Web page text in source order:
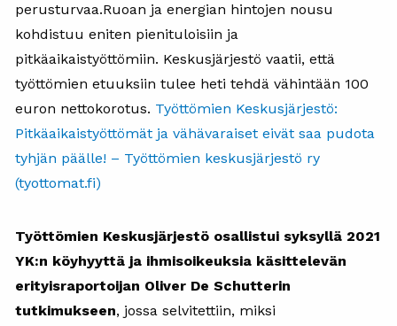
perusturvaa.Ruoan ja energian hintojen nousu
kohdistuu eniten pienituloisiin ja
pitkäaikaistyöttömiin. Keskusjärjestö vaatii, että
työttömien etuuksiin tulee heti tehdä vähintään 100
euron nettokorotus. Työttömien Keskusjärjestö:
Pitkäaikaistyöttömät ja vähävaraiset eivät saa pudota
tyhjän päälle! – Työttömien keskusjärjestö ry
(tyottomat.fi)
Työttömien Keskusjärjestö osallistui syksyllä 2021
YK:n köyhyyttä ja ihmisoikeuksia käsittelevän
erityisraportoijan Oliver De Schutterin
tutkimukseen, jossa selvitettiin, miksi